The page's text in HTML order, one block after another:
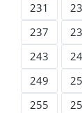
231
237
243
249
255